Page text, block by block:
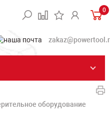
0
оборудование